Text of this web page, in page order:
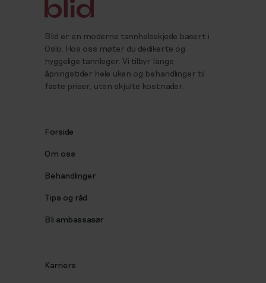
Blid er en moderne tannhelsekjede basert i
Oslo. Hos oss møter du dedikerte og
hyggelige tannleger. Vi tilbyr lange
åpningstider hele uken og behandlinger til
faste priser, uten skjulte kostnader.
Forside
Om oss
Behandlinger
Tips og råd
Bli ambassasør
Karriere